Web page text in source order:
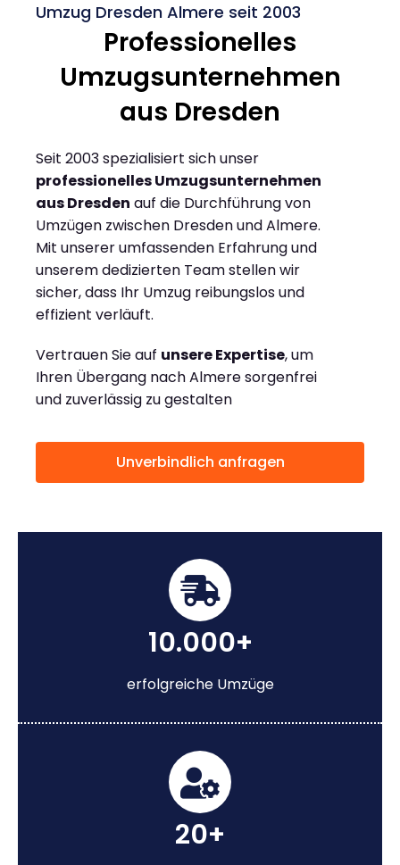
Umzug Dresden Almere seit 2003
Professionelles
Umzugsunternehmen
aus Dresden
Seit 2003 spezialisiert sich unser
professionelles Umzugsunternehmen
aus Dresden auf die Durchführung von
Umzügen zwischen Dresden und Almere.
Mit unserer umfassenden Erfahrung und
unserem dedizierten Team stellen wir
sicher, dass Ihr Umzug reibungslos und
effizient verläuft.
Vertrauen Sie auf unsere Expertise, um
Ihren Übergang nach Almere sorgenfrei
und zuverlässig zu gestalten
Unverbindlich anfragen
10.000+
erfolgreiche Umzüge
20+